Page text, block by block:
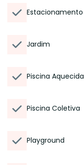
Estacionamento
Jardim
Piscina Aquecida
Piscina Coletiva
Playground